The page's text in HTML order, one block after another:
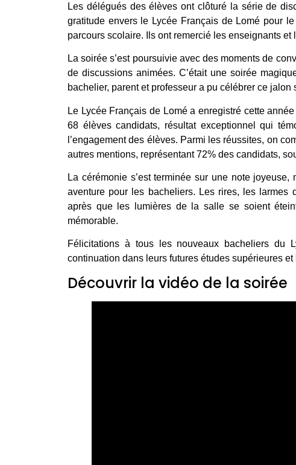
Les délégués des élèves ont clôturé la série de
gratitude envers le Lycée Français de Lomé pour
parcours scolaire. Ils ont remercié les enseignants
La soirée s’est poursuivie avec des moments de
de discussions animées. C’était une soirée
bachelier, parent et professeur a pu célébrer ce jalon
Le Lycée Français de Lomé a enregistré cette
68 élèves candidats, résultat exceptionnel qui
l’engagement des élèves. Parmi les réussites, on
autres mentions, représentant 72% des candidats,
La cérémonie s’est terminée sur une note
aventure pour les bacheliers. Les rires, les larmes
après que les lumières de la salle se soient
mémorable.
Félicitations à tous les nouveaux bacheliers du
continuation dans leurs futures études supérieures
Découvrir la vidéo de la soirée